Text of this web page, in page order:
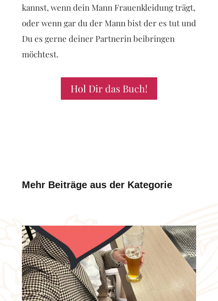
kannst, wenn dein Mann Frauenkleidung trägt,
oder wenn gar du der Mann bist der es tut und
Du es gerne deiner Partnerin beibringen
möchtest.
Hol Dir das Buch!
Mehr Beiträge aus der Kategorie